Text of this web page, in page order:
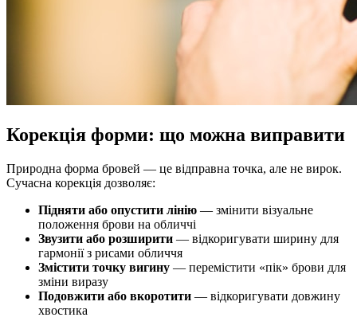
Корекція форми: що можна виправити
Природна форма бровей — це відправна точка, але не вирок.
Сучасна корекція дозволяє:
Підняти або опустити лінію — змінити візуальне
положення брови на обличчі
Звузити або розширити — відкоригувати ширину для
гармонії з рисами обличчя
Змістити точку вигину — перемістити «пік» брови для
зміни виразу
Подовжити або вкоротити — відкоригувати довжину
хвостика